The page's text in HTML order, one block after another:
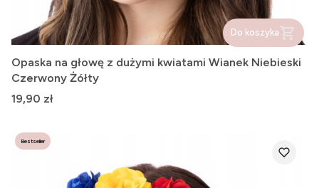
Do koszyka
Opaska na głowę z dużymi kwiatami Wianek Niebieski
Czerwony Żółty
Cena
19,90 zł
Bestseller